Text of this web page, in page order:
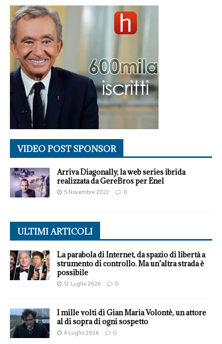
VIDEO POST SPONSOR
Arriva Diagonally, la web series ibrida
realizzata da GereBros per Enel
5 Novembre 2022 0
ULTIMI ARTICOLI
La parabola di Internet, da spazio di libertà a
strumento di controllo. Ma un’altra strada è
possibile
12 Luglio 2026 0
I mille volti di Gian Maria Volontè, un attore
al di sopra di ogni sospetto
4 Luglio 2026 0